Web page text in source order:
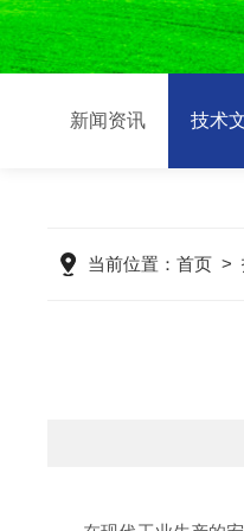
新闻资讯 技术
当前位置：首页 >